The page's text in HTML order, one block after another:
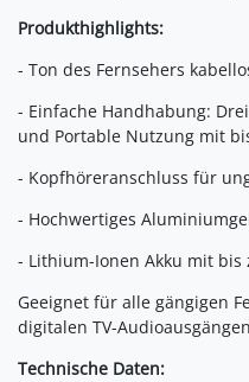
Produkthighlights:
- Ton des Fernsehers
- Einfache Handhabung:
und Portable Nutzung mit
- Kopfhöreranschluss für
- Hochwertiges
- Lithium-Ionen Akku mit bis
Geeignet für alle gängigen
digitalen TV-
Technische Daten: